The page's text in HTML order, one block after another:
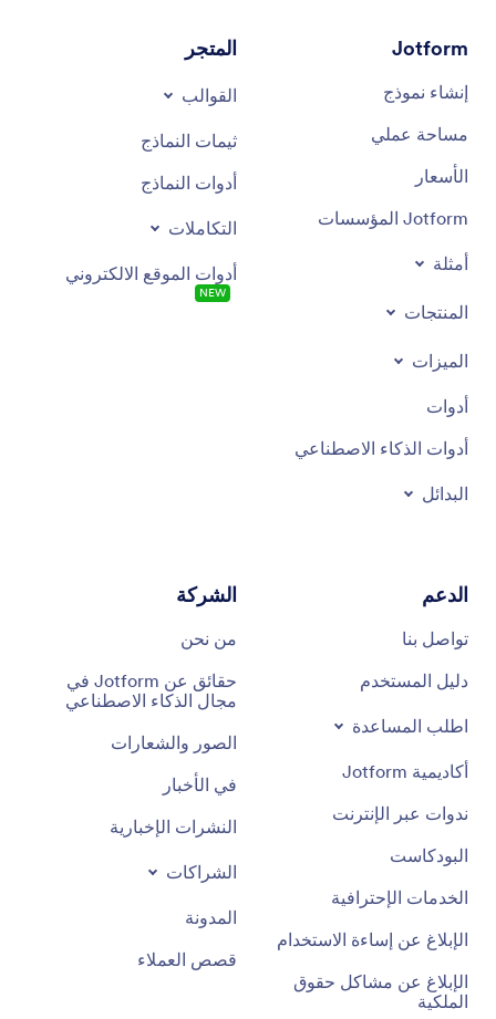
Jotform
إنشاء نموذج
مساحة عملي
الأسعار
Jotform المؤسسات
أمثلة
المنتجات
الميزات
أدوات
أدوات الذكاء الاصطناعي
البدائل
المتجر
القوالب
ثيمات النماذج
أدوات النماذج
التكاملات
أدوات الموقع الالكتروني
NEW
الدعم
تواصل بنا
دليل المستخدم
اطلب المساعدة
أكاديمية Jotform
ندوات عبر الإنترنت
البودكاست
الخدمات الإحترافية
الإبلاغ عن إساءة الاستخدام
الإبلاغ عن مشاكل حقوق
الملكية
الشركة
من نحن
حقائق عن Jotform في
مجال الذكاء الاصطناعي
الصور والشعارات
في الأخبار
النشرات الإخبارية
الشراكات
المدونة
قصص العملاء